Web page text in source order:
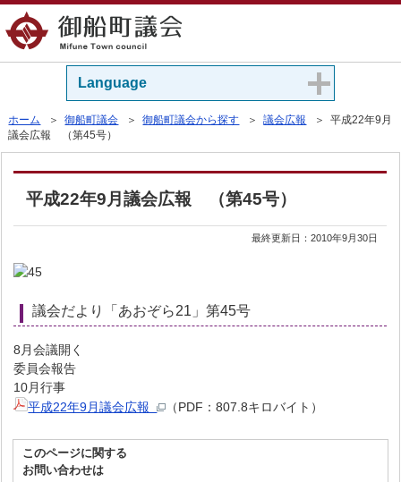
Language
ホーム ＞御船町議会 ＞御船町議会から探す ＞議会広報
＞ 平成22年9月
議会広報 （第45号）
平成22年9月議会広報 （第45号）
最終更新日：2010年9月30日
議会だより「あおぞら21」第45号
8月会議開く
委員会報告
10月行事
平成22年9月議会広報
（PDF：807.8キロバイト）
このページに関する
お問い合わせは